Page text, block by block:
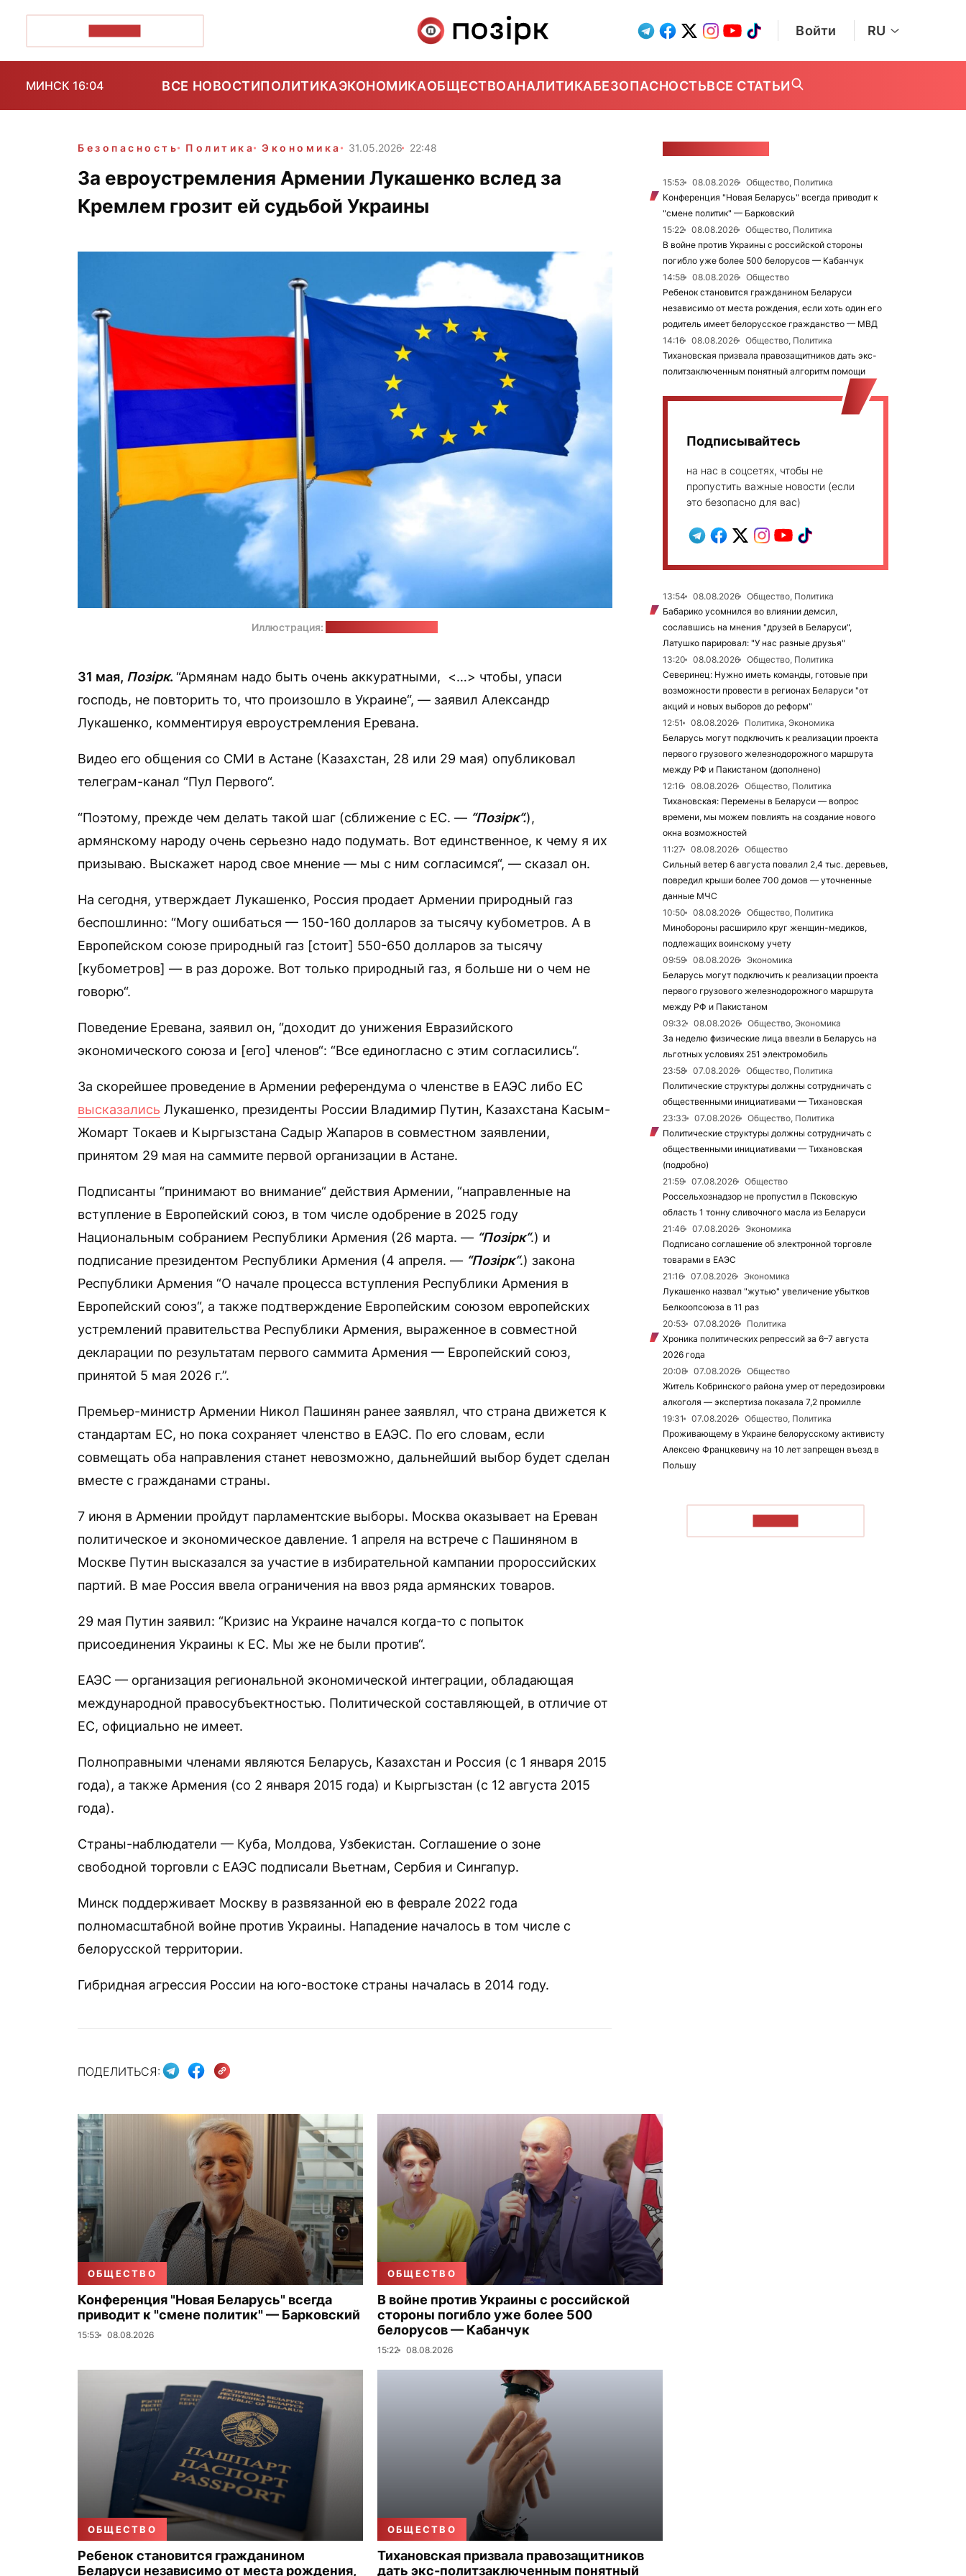
Войти RU
МИНСК 16:04 ВСЕ НОВОСТИПОЛИТИКАЭКОНОМИКАОБЩЕСТВОАНАЛИТИКАБЕЗОПАСНОСТЬВСЕ СТАТЬИ
Безопасность Политика Экономика 31.05.2026 22:48
За евроустремления Армении Лукашенко вслед за
Кремлем грозит ей судьбой Украины
Иллюстрация:
31 мая, Позірк. “Армянам надо быть очень аккуратными, <…> чтобы, упаси
господь, не повторить то, что произошло в Украине“, — заявил Александр
Лукашенко, комментируя евроустремления Еревана.
Видео его общения со СМИ в Астане (Казахстан, 28 или 29 мая) опубликовал
телеграм-канал “Пул Первого“.
“Поэтому, прежде чем делать такой шаг (сближение с ЕС. — “Позірк“.),
армянскому народу очень серьезно надо подумать. Вот единственное, к чему я их
призываю. Выскажет народ свое мнение — мы с ним согласимся“, — сказал он.
На сегодня, утверждает Лукашенко, Россия продает Армении природный газ
беспошлинно: “Могу ошибаться — 150-160 долларов за тысячу кубометров. А в
Европейском союзе природный газ [стоит] 550-650 долларов за тысячу
[кубометров] — в раз дороже. Вот только природный газ, я больше ни о чем не
говорю“.
Поведение Еревана, заявил он, “доходит до унижения Евразийского
экономического союза и [его] членов“: “Все единогласно с этим согласились“.
За скорейшее проведение в Армении референдума о членстве в ЕАЭС либо ЕС
высказались Лукашенко, президенты России Владимир Путин, Казахстана Касым-
Жомарт Токаев и Кыргызстана Садыр Жапаров в совместном заявлении,
принятом 29 мая на саммите первой организации в Астане.
Подписанты “принимают во внимание“ действия Армении, “направленные на
вступление в Европейский союз, в том числе одобрение в 2025 году
Национальным собранием Республики Армения (26 марта. — “Позірк“.) и
подписание президентом Республики Армения (4 апреля. — “Позірк“.) закона
Республики Армения “О начале процесса вступления Республики Армения в
Европейский союз“, а также подтверждение Европейским союзом европейских
устремлений правительства Республики Армения, выраженное в совместной
декларации по результатам первого саммита Армения — Европейский союз,
принятой 5 мая 2026 г.”.
Премьер-министр Армении Никол Пашинян ранее заявлял, что страна движется к
стандартам ЕС, но пока сохраняет членство в ЕАЭС. По его словам, если
совмещать оба направления станет невозможно, дальнейший выбор будет сделан
вместе с гражданами страны.
7 июня в Армении пройдут парламентские выборы. Москва оказывает на Ереван
политическое и экономическое давление. 1 апреля на встрече с Пашиняном в
Москве Путин высказался за участие в избирательной кампании пророссийских
партий. В мае Россия ввела ограничения на ввоз ряда армянских товаров.
29 мая Путин заявил: “Кризис на Украине начался когда-то с попыток
присоединения Украины к ЕС. Мы же не были против“.
ЕАЭС — организация региональной экономической интеграции, обладающая
международной правосубъектностью. Политической составляющей, в отличие от
ЕС, официально не имеет.
Полноправными членами являются Беларусь, Казахстан и Россия (с 1 января 2015
года), а также Армения (со 2 января 2015 года) и Кыргызстан (с 12 августа 2015
года).
Страны-наблюдатели — Куба, Молдова, Узбекистан. Соглашение о зоне
свободной торговли с ЕАЭС подписали Вьетнам, Сербия и Сингапур.
Минск поддерживает Москву в развязанной ею в феврале 2022 года
полномасштабной войне против Украины. Нападение началось в том числе с
белорусской территории.
Гибридная агрессия России на юго-востоке страны началась в 2014 году.
ПОДЕЛИТЬСЯ:
ОБЩЕСТВО
Конференция "Новая Беларусь" всегда
приводит к "смене политик" — Барковский
15:53 08.08.2026
ОБЩЕСТВО
В войне против Украины с российской
стороны погибло уже более 500
белорусов — Кабанчук
15:22 08.08.2026
ОБЩЕСТВО
Ребенок становится гражданином
Беларуси независимо от места рождения,
ОБЩЕСТВО
Тихановская призвала правозащитников
дать экс-политзаключенным понятный
15:53 08.08.2026
Общество, Политика
Конференция "Новая Беларусь" всегда приводит к
"смене политик" — Барковский
15:22
08.08.2026
Общество, Политика
В войне против Украины с российской стороны
погибло уже более 500 белорусов — Кабанчук
14:58
08.08.2026
Общество
Ребенок становится гражданином Беларуси
независимо от места рождения, если хоть один его
родитель имеет белорусское гражданство — МВД
14:16
08.08.2026
Общество, Политика
Тихановская призвала правозащитников дать экс-
политзаключенным понятный алгоритм помощи
Подписывайтесь
на нас в соцсетях, чтобы не
пропустить важные новости (если
это безопасно для вас)
13:54 08.08.2026
Общество, Политика
Бабарико усомнился во влиянии демсил,
сославшись на мнения "друзей в Беларуси",
Латушко парировал: "У нас разные друзья"
13:20
08.08.2026
Общество, Политика
Северинец: Нужно иметь команды, готовые при
возможности провести в регионах Беларуси "от
акций и новых выборов до реформ"
12:51
08.08.2026
Политика, Экономика
Беларусь могут подключить к реализации проекта
первого грузового железнодорожного маршрута
между РФ и Пакистаном (дополнено)
12:16
08.08.2026
Общество, Политика
Тихановская: Перемены в Беларуси — вопрос
времени, мы можем повлиять на создание нового
окна возможностей
11:27
08.08.2026
Общество
Сильный ветер 6 августа повалил 2,4 тыс. деревьев,
повредил крыши более 700 домов — уточненные
данные МЧС
10:50
08.08.2026
Общество, Политика
Минобороны расширило круг женщин-медиков,
подлежащих воинскому учету
09:59
08.08.2026
Экономика
Беларусь могут подключить к реализации проекта
первого грузового железнодорожного маршрута
между РФ и Пакистаном
09:32
08.08.2026
Общество, Экономика
За неделю физические лица ввезли в Беларусь на
льготных условиях 251 электромобиль
23:58
07.08.2026
Общество, Политика
Политические структуры должны сотрудничать с
общественными инициативами — Тихановская
23:33
07.08.2026
Общество, Политика
Политические структуры должны сотрудничать с
общественными инициативами — Тихановская
(подробно)
21:59
07.08.2026
Общество
Россельхознадзор не пропустил в Псковскую
область 1 тонну сливочного масла из Беларуси
21:46
07.08.2026
Экономика
Подписано соглашение об электронной торговле
товарами в ЕАЭС
21:16
07.08.2026
Экономика
Лукашенко назвал "жутью" увеличение убытков
Белкоопсоюза в 11 раз
20:53
07.08.2026
Политика
Хроника политических репрессий за 6–7 августа
2026 года
20:08
07.08.2026
Общество
Житель Кобринского района умер от передозировки
алкоголя — экспертиза показала 7,2 промилле
19:31
07.08.2026
Общество, Политика
Проживающему в Украине белорусскому активисту
Алексею Францкевичу на 10 лет запрещен въезд в
Польшу